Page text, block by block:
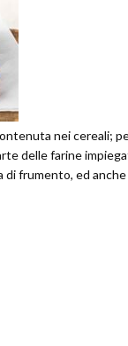
nei cereali;
delle farine
di frumento, ed anche